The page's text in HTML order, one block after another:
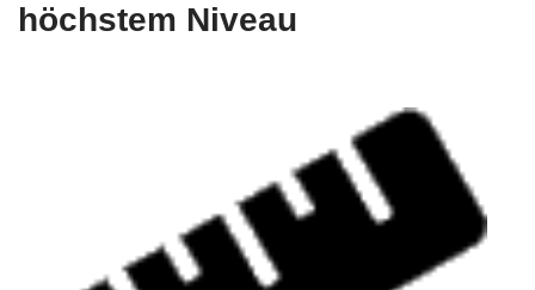
höchstem Niveau